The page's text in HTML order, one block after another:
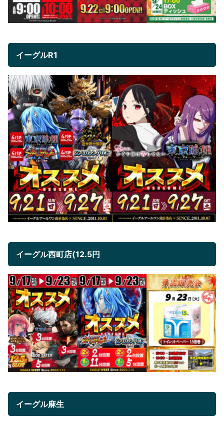
イーグルR1
イーグル西町店(12.5円
イーグル麻生